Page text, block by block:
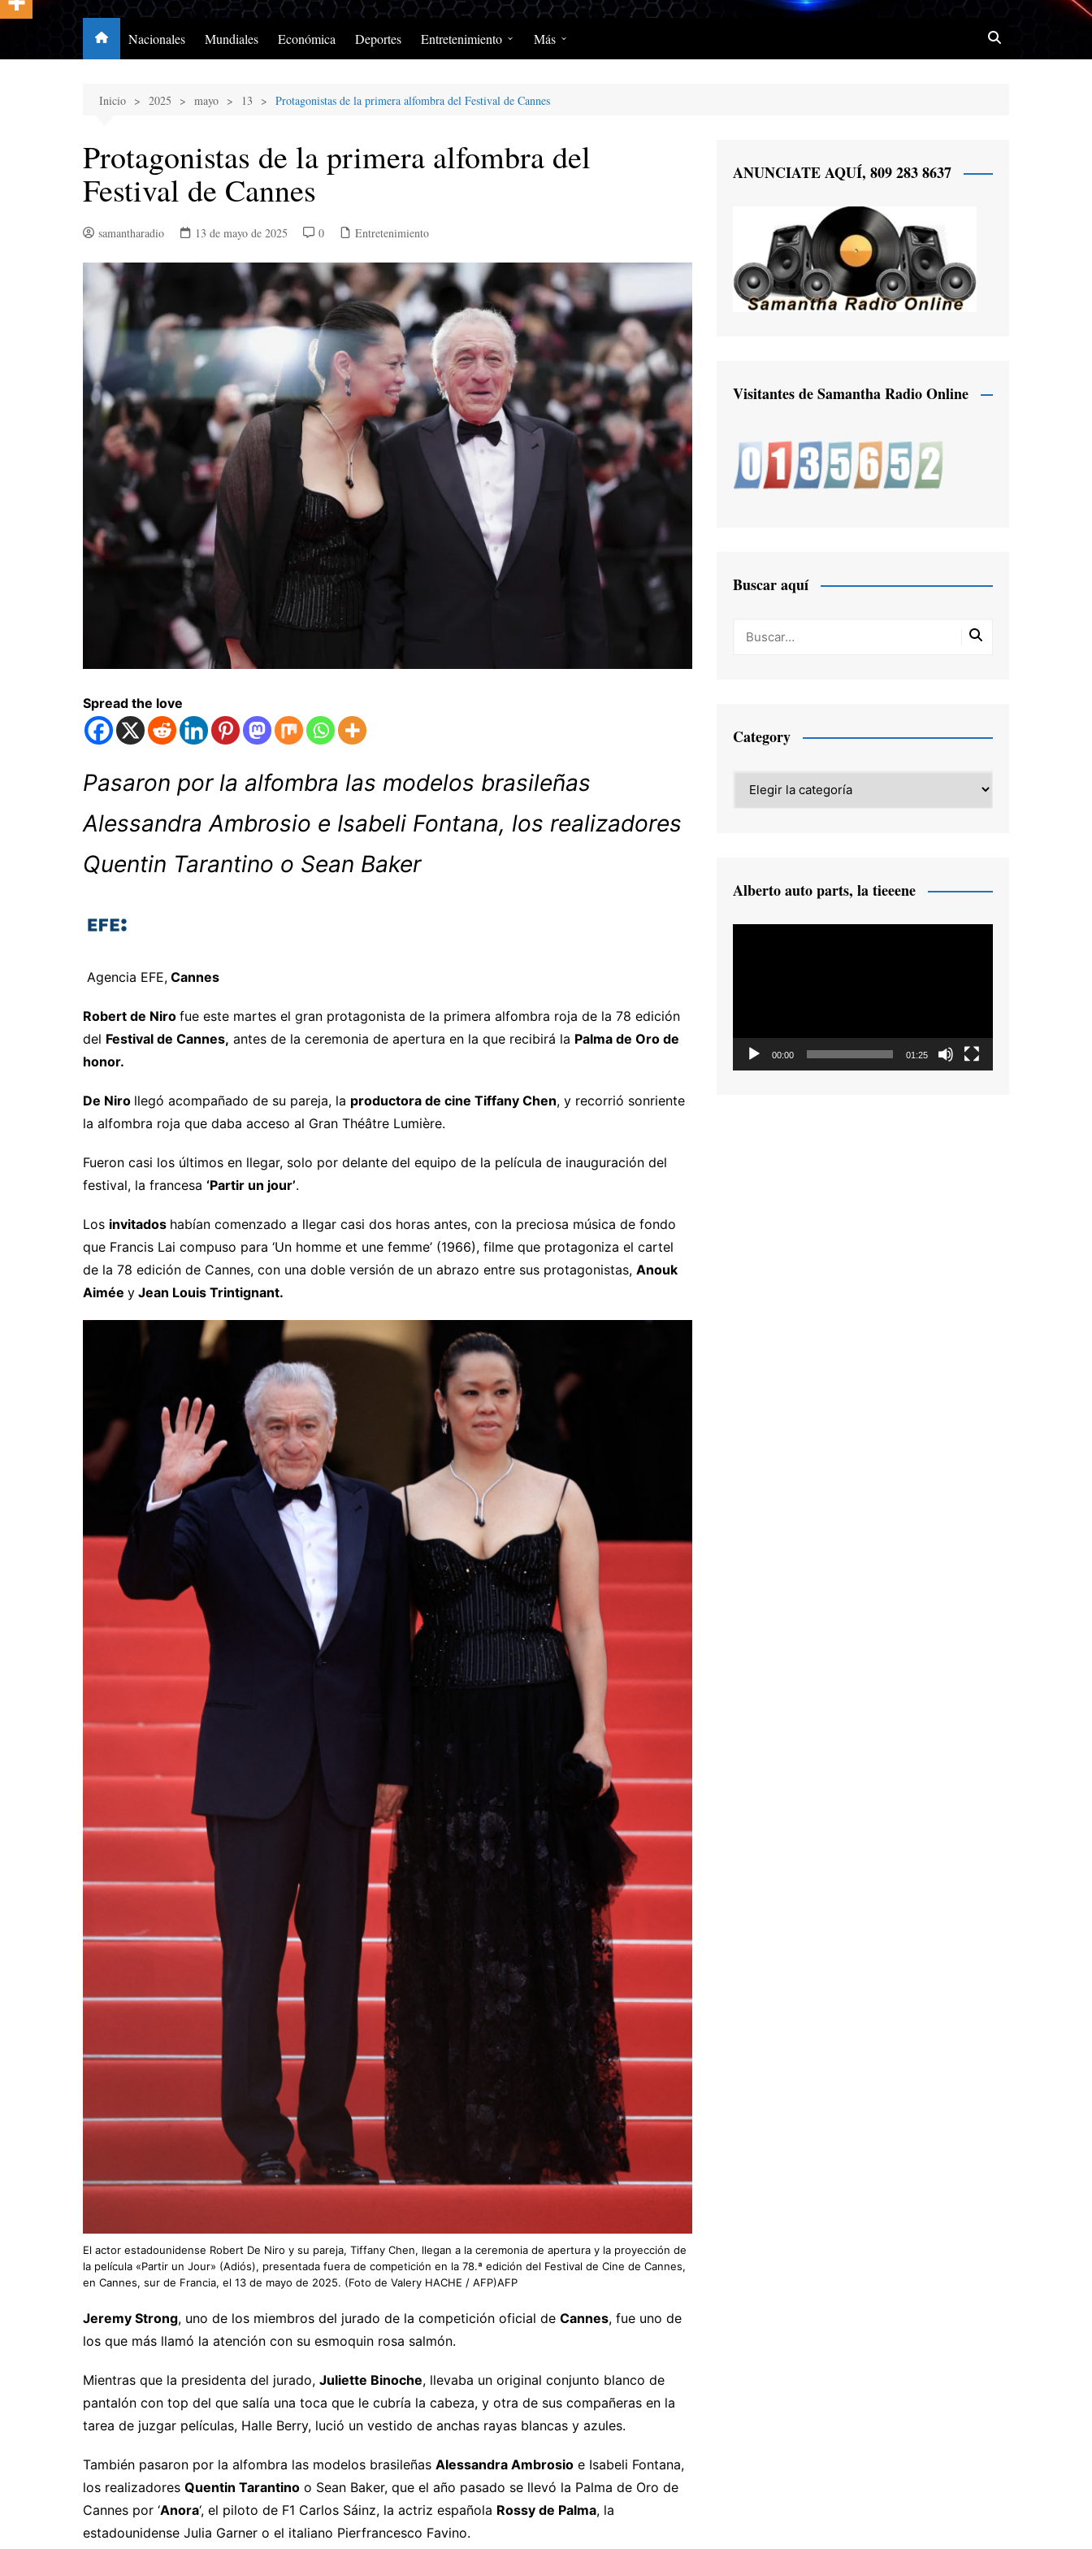
Nacionales Mundiales Económica Deportes Entretenimiento
MerengClásicos
Más
Inicio 2025 mayo 13 Protagonistas de la primera alfombra del Festival de Cannes
Protagonistas de la primera alfombra del
Festival de Cannes
samantharadio 13 de mayo de 2025 0 Entretenimiento
Spread the love
Pasaron por la alfombra las modelos brasileñas
Alessandra Ambrosio e Isabeli Fontana, los realizadores
Quentin Tarantino o Sean Baker
Agencia EFE, Cannes
Robert de Niro fue este martes el gran protagonista de la primera alfombra roja de la 78 edición
del Festival de Cannes, antes de la ceremonia de apertura en la que recibirá la Palma de Oro de
honor.
De Niro llegó acompañado de su pareja, la productora de cine Tiffany Chen, y recorrió sonriente
la alfombra roja que daba acceso al Gran Théâtre Lumière.
Fueron casi los últimos en llegar, solo por delante del equipo de la película de inauguración del
festival, la francesa ‘Partir un jour’.
Los invitados habían comenzado a llegar casi dos horas antes, con la preciosa música de fondo
que Francis Lai compuso para ‘Un homme et une femme’ (1966), filme que protagoniza el cartel
de la 78 edición de Cannes, con una doble versión de un abrazo entre sus protagonistas, Anouk
Aimée y Jean Louis Trintignant.
El actor estadounidense Robert De Niro y su pareja, Tiffany Chen, llegan a la ceremonia de apertura y la proyección de
la película «Partir un Jour» (Adiós), presentada fuera de competición en la 78.ª edición del Festival de Cine de Cannes,
en Cannes, sur de Francia, el 13 de mayo de 2025. (Foto de Valery HACHE / AFP)AFP
Jeremy Strong, uno de los miembros del jurado de la competición oficial de Cannes, fue uno de
los que más llamó la atención con su esmoquin rosa salmón.
Mientras que la presidenta del jurado, Juliette Binoche, llevaba un original conjunto blanco de
pantalón con top del que salía una toca que le cubría la cabeza, y otra de sus compañeras en la
tarea de juzgar películas, Halle Berry, lució un vestido de anchas rayas blancas y azules.
También pasaron por la alfombra las modelos brasileñas Alessandra Ambrosio e Isabeli Fontana,
los realizadores Quentin Tarantino o Sean Baker, que el año pasado se llevó la Palma de Oro de
Cannes por ‘Anora‘, el piloto de F1 Carlos Sáinz, la actriz española Rossy de Palma, la
estadounidense Julia Garner o el italiano Pierfrancesco Favino.
ANUNCIATE AQUÍ, 809 283 8637
Visitantes de Samantha Radio Online
Buscar aquí
Category
Alberto auto parts, la tieeene
00:00 01:25